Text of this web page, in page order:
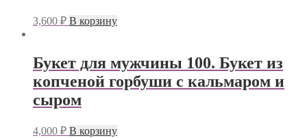
3,600 ₽ В корзину
Букет для мужчины 100. Букет из
копченой горбуши с кальмаром и
сыром
4,000 ₽ В корзину